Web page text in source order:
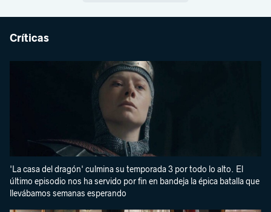
Críticas
'La casa del dragón' culmina su temporada 3 por todo lo alto. El
último episodio nos ha servido por fin en bandeja la épica batalla que
llevábamos semanas esperando